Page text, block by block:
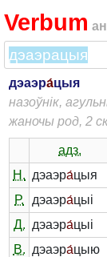
Verbum
дэаэра́цыя
назоўнік,
жаночы род, 2
адз.
Н. дэаэра́цыя
Р.
дэаэра́цыі
Д. дэаэра́цыі
В. дэаэра́цыю